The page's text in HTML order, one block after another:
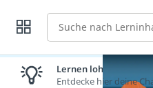
Suche
Lernen lohnt sich!
Entdecke hier deine